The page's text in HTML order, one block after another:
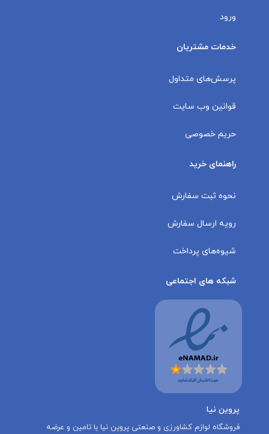
ورود
خدمات مشتریان
پرسش‌های متداول
قوانین وب سایت
حریم خصوصی
راهنمای خرید
نحوه ثبت سفارش
رویه ارسال سفارش
شیوه‌های پرداخت
شبکه های اجتماعی
پروین نیا
‌فروشگاه لوازم کشاورزی و صنعتی پروین نیا با تامين و عرضه